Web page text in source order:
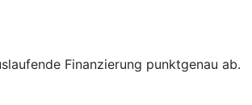
Finanzierung punktgenau ab.